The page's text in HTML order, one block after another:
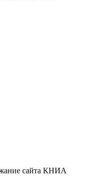
сайта КНИА